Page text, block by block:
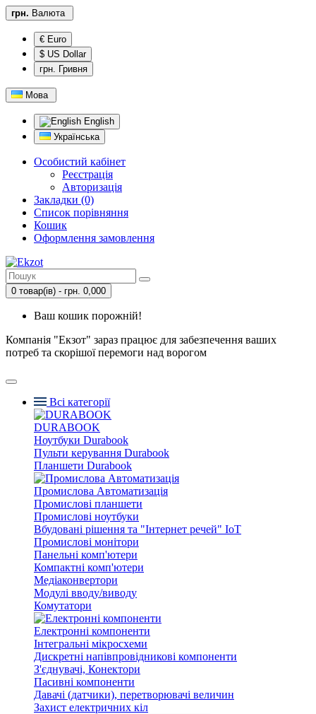
грн. Валюта
€ Euro
$ US Dollar
грн. Гривня
Мова
English
Українська
Особистий кабінет
Реєстрація
Авторизація
Закладки (0)
Список порівняння
Кошик
Оформлення замовлення
0 товар(ів) - грн. 0,000
Ваш кошик порожній!
Компанія "Екзот" зараз працює для забезпечення ваших
потреб та скорішої перемоги над ворогом
Всі категорії
DURABOOK
Ноутбуки Durabook
Пульти керування Durabook
Планшети Durabook
Промислова Автоматизація
Промислові планшети
Промислові ноутбуки
Вбудовані рішення та "Інтернет речей" IoT
Промислові монітори
Панельні комп'ютери
Компактні комп'ютери
Медіаконвертори
Модулі вводу/виводу
Комутатори
Електронні компоненти
Інтегральні мікросхеми
Дискретні напівпровідникові компоненти
З'єднувачі, Конектори
Пасивні компоненти
Давачі (датчики), перетворювачі величин
Захист електричних кіл